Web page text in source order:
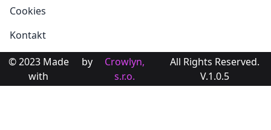
Cookies
Kontakt
© 2023 Made
with
by
Crowlyn,
s.r.o.
All Rights Reserved.
V.1.0.5